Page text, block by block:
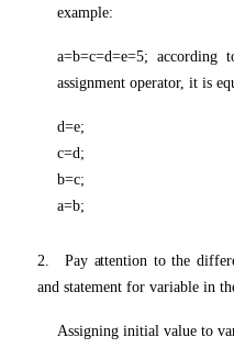
example:
a=b=c=d=e=5; according
assignment operator, it ise
d=e;
c=d ;
b=c;
a=b;
2. Pay attention to the differ
and statementfor variable in th
Assigning initial value tova